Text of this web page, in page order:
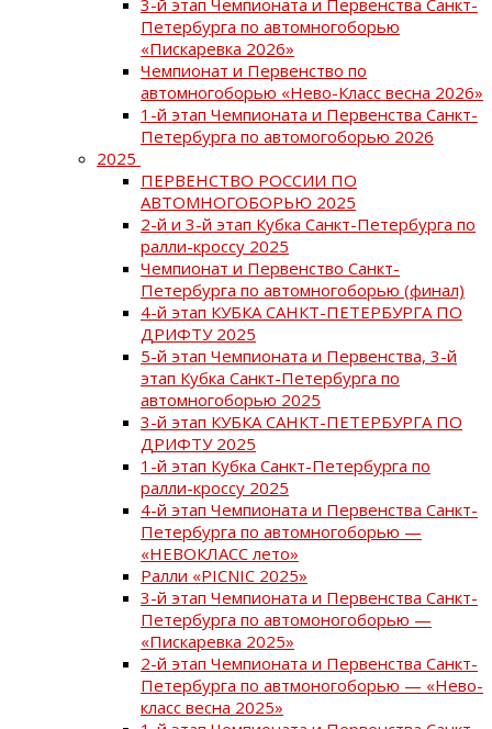
Петербурга по автомногоборью
«Пискаревка 2026»
Чемпионат и Первенство по
автомногоборью «Нево-Класс весна 2026»
1-й этап Чемпионата и Первенства Санкт-
Петербурга по автомогоборью 2026
2025
ПЕРВЕНСТВО РОССИИ ПО
АВТОМНОГОБОРЬЮ 2025
2-й и 3-й этап Кубка Санкт-Петербурга по
ралли-кроссу 2025
Чемпионат и Первенство Санкт-
Петербурга по автомногоборью (финал)
4-й этап КУБКА САНКТ-ПЕТЕРБУРГА ПО
ДРИФТУ 2025
5-й этап Чемпионата и Первенства, 3-й
этап Кубка Санкт-Петербурга по
автомногоборью 2025
3-й этап КУБКА САНКТ-ПЕТЕРБУРГА ПО
ДРИФТУ 2025
1-й этап Кубка Санкт-Петербурга по
ралли-кроссу 2025
4-й этап Чемпионата и Первенства Санкт-
Петербурга по автомногоборью —
«НЕВОКЛАСС лето»
Ралли «PICNIC 2025»
3-й этап Чемпионата и Первенства Санкт-
Петербурга по автомоногоборью —
«Пискаревка 2025»
2-й этап Чемпионата и Первенства Санкт-
Петербурга по автмоногоборью — «Нево-
класс весна 2025»